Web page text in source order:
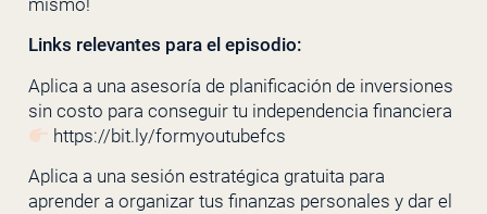
mismo!
Links relevantes para el episodio:
Aplica a una asesoría de planificación de inversiones
sin costo para conseguir tu independencia financiera
https://bit.ly/formyoutubefcs
Aplica a una sesión estratégica gratuita para
aprender a organizar tus finanzas personales y dar el